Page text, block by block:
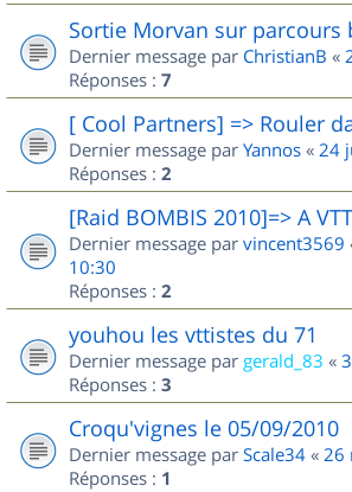
Sortie Morvan sur parcours
Dernier message par ChristianB «
Réponses : 7
[ Cool Partners] => Rouler
Dernier message par Yannos « 24
Réponses : 2
[Raid BOMBIS 2010]=> A
Dernier message par vincent3569
10:30
Réponses : 2
youhou les vttistes du 71
Dernier message par gerald_83 «
Réponses : 3
Croqu'vignes le 05/09/2010
Dernier message par Scale34 « 26
Réponses : 1